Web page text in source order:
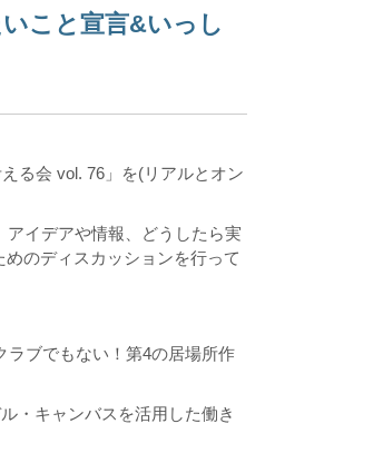
こと宣言&いっし
る会 vol. 76」を(リアルとオン
イデアや情報、どうしたら実
のディスカッションを行って
ラブでもない！第4の居場所作
・キャンバスを活用した働き